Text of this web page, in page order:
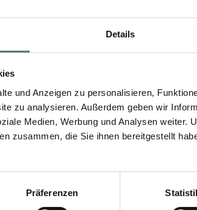
Details
und Anzeigen zu personalisieren,
zu analysieren. Außerdem geben wir
Medien, Werbung und Analysen weiter.
zusammen, die Sie ihnen bereitgestellt
Präferenzen